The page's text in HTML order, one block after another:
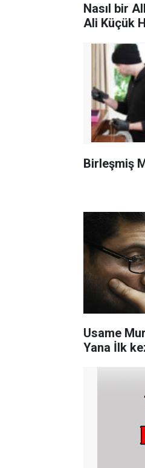
Nasıl bir
Birleşmiş​
Usame
Yana İlk